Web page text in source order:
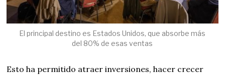
El principal destino es Estados Unidos, que absorbe más
del 80% de esas ventas
Esto ha permitido atraer inversiones, hacer crecer